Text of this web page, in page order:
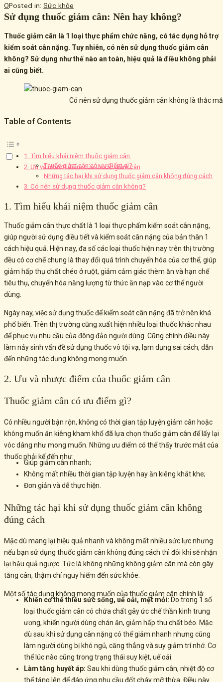
0Posted in: Sức khỏe
Sử dụng thuốc giảm cân: Nên hay không?
Thuốc giảm cân là 1 loại thực phẩm chức năng, có tác dụng hỗ trợ
kiểm soát cân nặng. Tuy nhiên, có nên sử dụng thuốc giảm cân
không? Sử dụng như thế nào an toàn, hiệu quả là điều không phải
ai cũng biết.
Có nên sử dụng thuốc giảm cân không là thắc
Table of Contents
1. Tìm hiểu khái niệm thuốc giảm cân
2. Ưu và nhược điểm của thuốc giảm cân
Thuốc giảm cân có ưu điểm gì?
Những tác hại khi sử dụng thuốc giảm cân không đúng cách
3. Có nên sử dụng thuốc giảm cân không?
1. Tìm hiểu khái niệm thuốc giảm cân
Thuốc giảm cân thực chất là 1 loại thực phẩm kiểm soát cân nặng,
giúp người sử dụng điều tiết và kiểm soát cân nặng của bản thân 1
cách hiệu quả. Hiện nay, đa số các loại thuốc hiện nay trên thị trường
đều có cơ chế chung là thay đổi quá trình chuyển hóa của cơ thể, giúp
giảm hấp thụ chất chéo ở ruột, giảm cảm giác thèm ăn và hạn chế
tiêu thụ, chuyển hóa năng lượng từ thức ăn nạp vào cơ thể người
dùng.
Ngày nay, việc sử dụng thuốc để kiểm soát cân nặng đã trở nên khá
phổ biến. Trên thị trường cũng xuất hiện nhiều loại thuốc khác nhau
để phục vụ nhu cầu của đông đảo người dùng. Cũng chính điều này
làm nảy sinh vấn đề sử dụng thuốc vô tội vạ, lạm dụng sai cách, dẫn
đến những tác dụng không mong muốn.
2. Ưu và nhược điểm của thuốc giảm cân
Thuốc giảm cân có ưu điểm gì?
Có nhiều người bận rộn, không có thời gian tập luyện giảm cân hoặc
không muốn ăn kiêng kham khổ đã lựa chọn thuốc giảm cân để lấy lại
vóc dáng như mong muốn. Những ưu điểm có thể thấy trước mắt của
thuốc phải kể đến như:
Giúp giảm cân nhanh;
Không mất nhiều thời gian tập luyện hay ăn kiêng khắt khe;
Đơn giản và dễ thực hiện.
Những tác hại khi sử dụng thuốc giảm cân không
đúng cách
Mặc dù mang lại hiệu quả nhanh và không mất nhiều sức lực nhưng
nếu bạn sử dụng thuốc giảm cân không đúng cách thì đôi khi sẽ nhận
lại hậu quả ngược. Tức là không những không giảm cân mà còn gây
tăng cân, thậm chí nguy hiểm đến sức khỏe.
Một số tác dụng không mong muốn của thuốc giảm cân chính là:
Khiến cơ thể thiếu sức sống, uể oải, mệt mỏi: Do trong 1 số
loại thuốc giảm cân có chứa chất gây ức chế thần kinh trung
ương, khiến người dùng chán ăn, giảm hấp thu chất béo. Mặc
dù sau khi sử dụng cân nặng có thể giảm nhanh nhưng cũng
làm người dùng bị khó ngủ, căng thẳng và suy giảm trí nhớ. Cơ
thể lúc nào cũng trong trạng thái suy kiệt, uể oải.
Làm tăng huyết áp: Sau khi dùng thuốc giảm cân, nhiệt độ cơ
thể tăng lên để đáp ứng nhu cầu đốt cháy mỡ thừa. Điều này